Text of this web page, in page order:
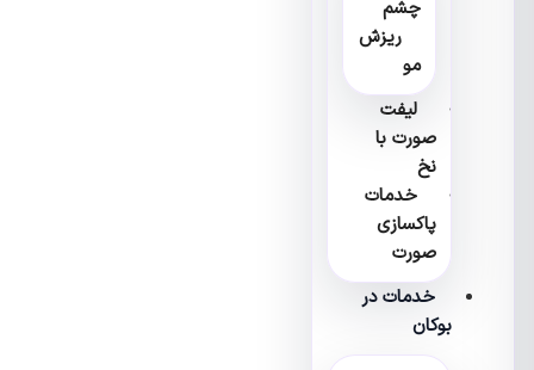
چشم
ریزش
مو
لیفت
صورت با
نخ
خدمات
پاکسازی
صورت
خدمات در
بوکان